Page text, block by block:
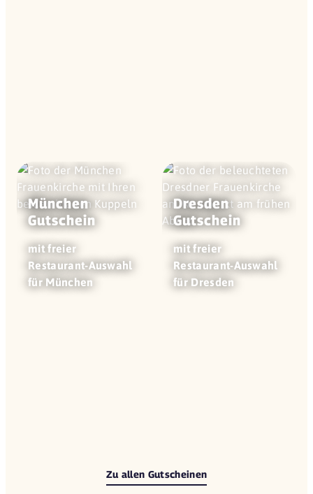
München
Gutschein
mit freier
Restaurant-Auswahl
für München
Dresden
Gutschein
mit freier
Restaurant-Auswahl
für Dresden
Zu allen Gutscheinen